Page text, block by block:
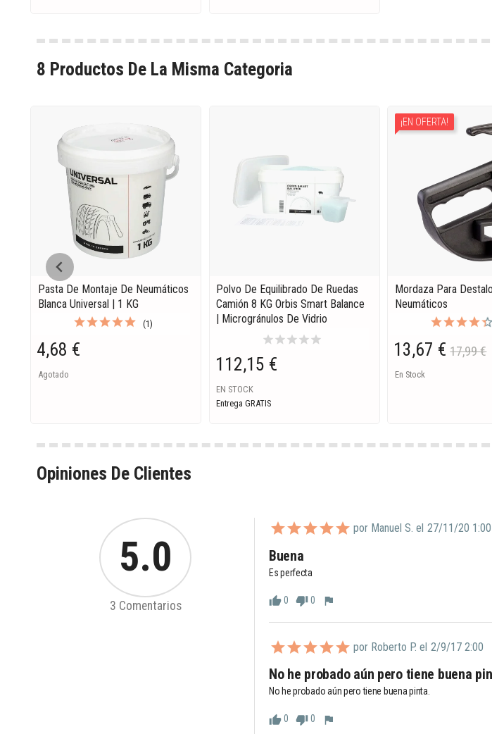
8 Productos De La Misma Categoria
Pasta De Montaje De Neumáticos
Blanca Universal | 1 KG
(1)
4,68 €
Agotado
Polvo De Equilibrado De Ruedas
Camión 8 KG Orbis Smart Balance
| Microgránulos De Vidrio
starstarstarstarstar
112,15 €
EN STOCK
Entrega GRATIS
Mordaza Para
Neumáticos
13,67 € 17,99 €
En Stock
¡EN OFERTA!
Opiniones De Clientes
5.0
3 Comentarios
por Manuel S. el 27/11/20 1:00
Buena
Es perfecta
thumb_up0 thumb_down0 flag
por Roberto P. el 2/9/17 2:00
No he probado aún pero tiene buena
No he probado aún pero tiene buena pinta.
thumb_up0 thumb_down0 flag